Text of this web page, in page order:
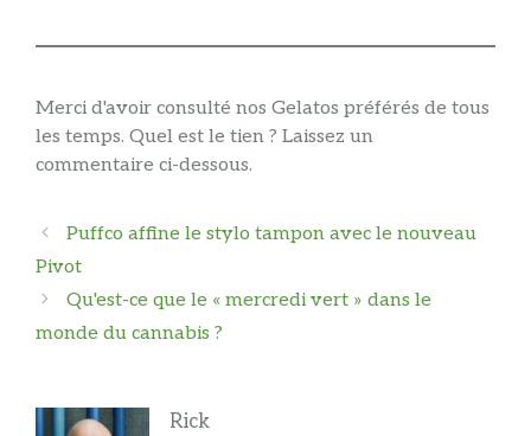
Merci d'avoir consulté nos Gelatos préférés de tous
les temps. Quel est le tien ? Laissez un
commentaire ci-dessous.
Navigation
des
articles
Puffco affine le stylo tampon avec le nouveau
Pivot
Qu'est-ce que le « mercredi vert » dans le
monde du cannabis ?
Rick